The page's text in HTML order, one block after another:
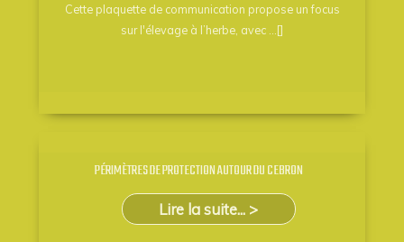
Cette plaquette de communication propose un focus
sur l'élevage à l’herbe, avec ...[]
PÉRIMÈTRES DE PROTECTION AUTOUR DU CEBRON
Lire la suite... >